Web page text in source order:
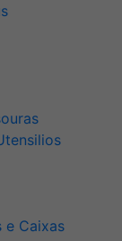
e Caixas